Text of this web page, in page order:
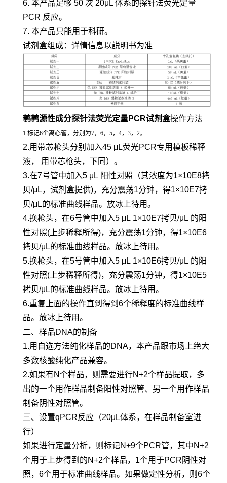
6. 本产品足够 50 次 20μL 体系的探针法荧光定量
PCR 反应。
7. 本产品只能用于科研。
试剂盒组成：详情信息以説明书为准
鹌鹑源性成分探针法荧光定量PCR试剂盒操作方法
1.标记6个离心管，分别为7，6，5，4，3，2。
2.用带芯枪头分别加入45 μL荧光PCR专用模板稀释
液， 用带芯枪头，下同）。
3.在7号管中加入5 μL 阳性对照（其浓度为1×10E8拷
贝/μL，试剂盒提供)，充分震荡1分钟，得1×10E7拷
贝/μL的标准曲线样品。放冰上待用。
4.换枪头，在6号管中加入5 μL 1×10E7拷贝/μL 的阳
性对照(上步稀释所得)，充分震荡1分钟，得1×10E6
拷贝/μL的标准曲线样品。放冰上待用。
5.换枪头，在5号管中加入5 μL 1×10E6拷贝/μL 的阳
性对照(上步稀释所得)，充分震荡1分钟，得1×10E5
拷贝/μL的标准曲线样品。放冰上待用。
6.重复上面的操作直到得到6个稀释度的标准曲线样
品。放冰上待用。
二、样品DNA的制备
1.用自选方法纯化样品的DNA，本产品跟市场上绝大
多数核酸纯化产品兼容。
2.如果有N个样品，则需要进行N+2个样品提取，多
出的一个用作样品制备阳性对照管、另一个用作样品
制备阴性对照管。
三、设置qPCR反应（20μL体系，在样品制备室进
行）
如果进行定量分析，则标记N+9个PCR管，其中N+2
个用于上步得到的N+2个样品，1个用于PCR阴性对
照，6个用于标准曲线样品。如果做定性分析，则6个